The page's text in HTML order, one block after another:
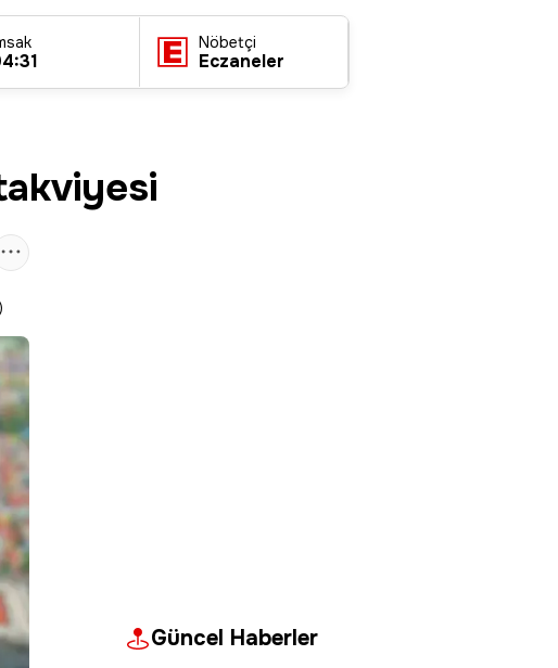
Nöbetçi
Eczaneler
Güncel Haberler